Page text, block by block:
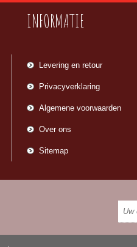
INFORMATIE
Levering en retour
Privacyverklaring
Algemene voorwaarden
Over ons
Sitemap